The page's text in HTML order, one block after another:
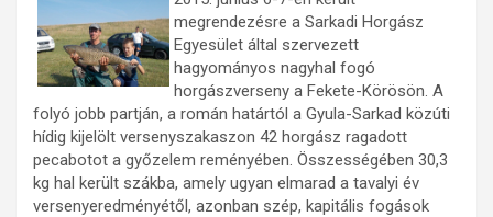
megrendezésre a Sarkadi Horgász
Egyesület által szervezett
hagyományos nagyhal fogó
horgászverseny a Fekete-Körösön. A
folyó jobb partján, a román határtól a Gyula-Sarkad közúti
hídig kijelölt versenyszakaszon 42 horgász ragadott
pecabotot a győzelem reményében. Összességében 30,3
kg hal került szákba, amely ugyan elmarad a tavalyi év
versenyeredményétől, azonban szép, kapitális fogások